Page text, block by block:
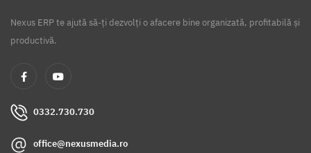
Nexus ERP te ajută să-ți dezvolți o afacere bine organizată, profitabilă și
productivă.
0332.730.730
office@nexusmedia.ro